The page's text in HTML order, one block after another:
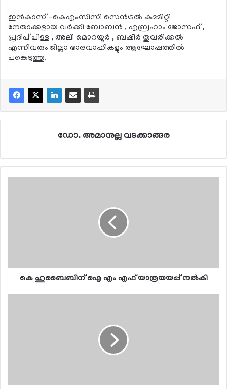
ഇന്‍കാസ് -കെഎംസിസി സെന്‍ട്രല്‍ കമ്മിറ്റി
നേതാക്കളായ വര്‍ക്കി ബോബന്‍ , എബ്രഹാം ജോസഫ് ,
പ്രദീപ് പിള്ള , അലി മൊറയൂര്‍ , ബഷീര്‍ തുവരിക്കല്‍
എന്നിവരും ജില്ലാ ഭാരവാഹികളും ആഘോഷത്തില്‍
പങ്കെടുത്തു.
ഡോ. അമാനുല്ല വടക്കാങ്ങര
കെ ഹുബൈബിന് ഐ എം എഫ് യാത്രയയപ്പ് നല്‍കി